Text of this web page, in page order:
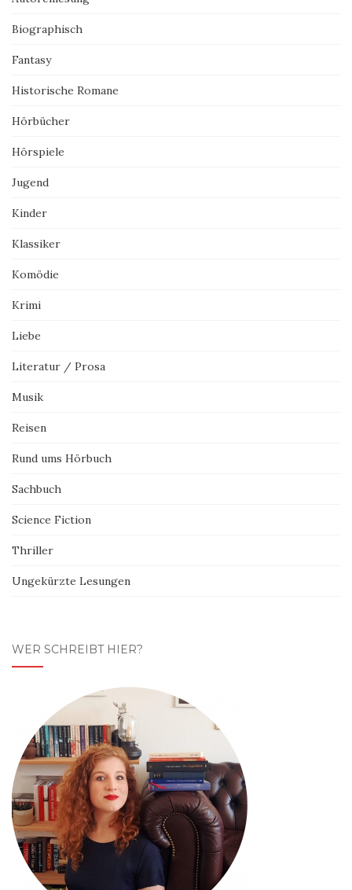
Biographisch
Fantasy
Historische Romane
Hörbücher
Hörspiele
Jugend
Kinder
Klassiker
Komödie
Krimi
Liebe
Literatur / Prosa
Musik
Reisen
Rund ums Hörbuch
Sachbuch
Science Fiction
Thriller
Ungekürzte Lesungen
WER SCHREIBT HIER?